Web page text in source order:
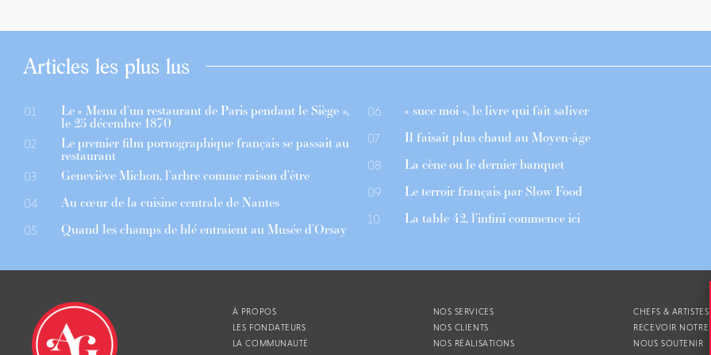
Articles les plus lus
01 Le « Menu d’un restaurant de Paris pendant le Siège »,
le 25 décembre 1870
02 Le premier film pornographique français se passait au
restaurant
03 Geneviève Michon, l’arbre comme raison d’être
04 Au cœur de la cuisine centrale de Nantes
05 Quand les champs de blé entraient au Musée d’Orsay
06 « suce moi », le livre qui fait saliver
07 Il faisait plus chaud au Moyen-âge
08 La cène ou le dernier banquet
09 Le terroir français par Slow Food
10 La table 42, l’infini commence ici
À PROPOS
LES FONDATEURS
LA COMMUNAUTÉ
NOS SERVICES
NOS CLIENTS
NOS RÉALISATIONS
CHEFS & ARTISTES
RECEVOIR NOTRE
NOUS SOUTENIR